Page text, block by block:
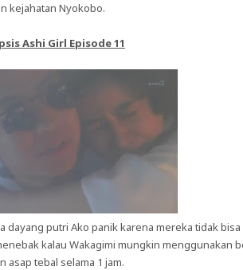
kejahatan Nyokobo.
Ashi Girl Episode 11
dayang putri Ako panik karena mereka tidak
kalau Wakagimi mungkin menggunakan
tebal selama 1 jam.